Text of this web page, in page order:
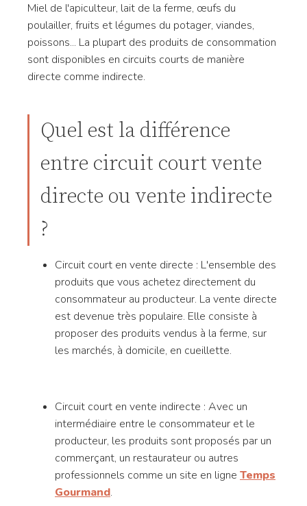
Miel de l'apiculteur, lait de la ferme, œufs du
poulailler, fruits et légumes du potager, viandes,
poissons... La plupart des produits de consommation
sont disponibles en circuits courts de manière
directe comme indirecte.
Quel est la différence
entre circuit court vente
directe ou vente indirecte
?
Circuit court en vente directe : L'ensemble des
produits que vous achetez directement du
consommateur au producteur. La vente directe
est devenue très populaire. Elle consiste à
proposer des produits vendus à la ferme, sur
les marchés, à domicile, en cueillette.
Circuit court en vente indirecte : Avec un
intermédiaire entre le consommateur et le
producteur, les produits sont proposés par un
commerçant, un restaurateur ou autres
professionnels comme un site en ligne Temps
Gourmand.